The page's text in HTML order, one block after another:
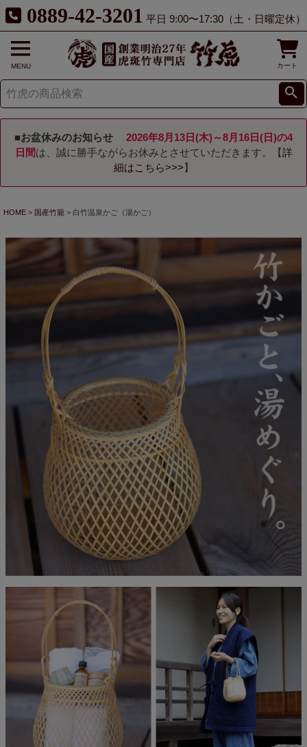
0889-42-3201 平日 9:00〜17:30（土・日曜定休）
MENU カート
■お盆休みのお知らせ
2026年8月13日(木)～8月16日(日)の4
日間は、誠に勝手ながらお休みとさせていただきます。【詳
細はこちら>>> 】
HOME 国産竹籠 白竹温泉かご（湯かご）